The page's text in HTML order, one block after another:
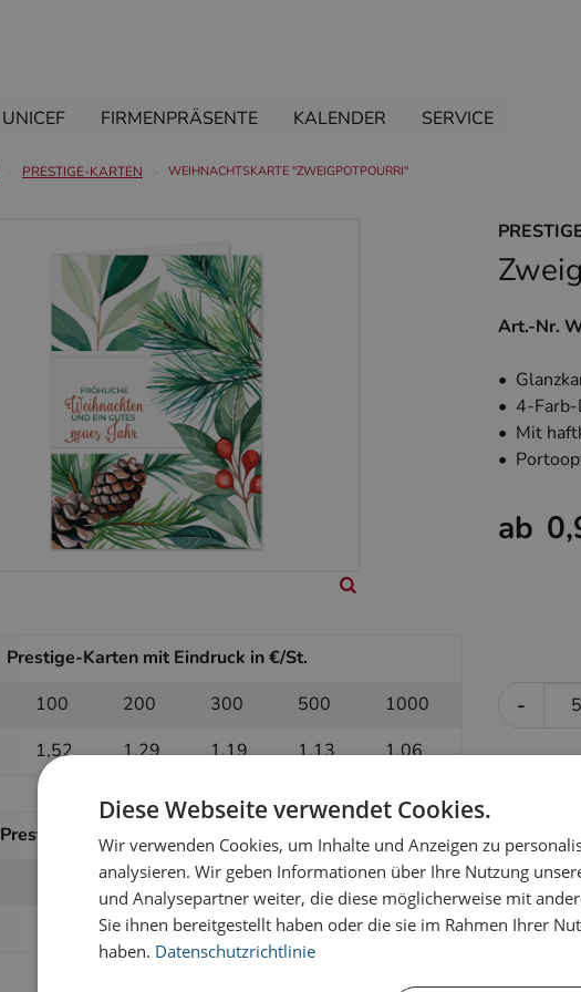
UNICEF FIRMENPRÄSENTE KALENDER SERVICE
PRESTIGE-KARTEN WEIHNACHTSKARTE "ZWEIGPOTPOURRI"
Art.-Nr.
•
• 4-Farb-
• Mit
•
ab
Prestige-Karten mit Eindruck in €/St.
100 200 300 500
1000
1,52 1,29 1,19 1,13 1,06
-
Prestige-Karten ohne Eindruck in €/St.
200 300 500
1000
1,01 0,97 0,95 0,91
-
Diese Webseite verwendet Cookies.
Wir verwenden Cookies, um Inhalte und Anzeigen zu
analysieren. Wir geben Informationen über Ihre Nutzung
und Analysepartner weiter, die diese möglicherweise mit
Sie ihnen bereitgestellt haben oder die sie im Rahmen Ihrer
haben. Datenschutzrichtlinie